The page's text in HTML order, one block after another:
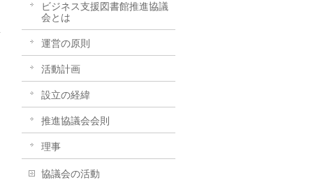
ビジネス支援図書館推進協議
会とは
運営の原則
活動計画
設立の経緯
推進協議会会則
理事
協議会の活動